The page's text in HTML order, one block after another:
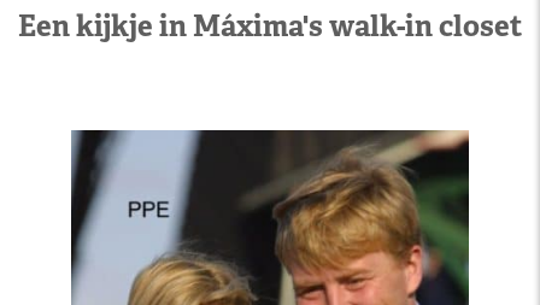
Een kijkje in Máxima's walk-in closet